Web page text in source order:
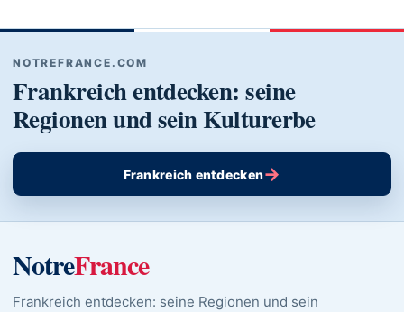
NOTREFRANCE.COM
Frankreich entdecken: seine
Regionen und sein Kulturerbe
Frankreich entdecken→
NotreFrance
Frankreich entdecken: seine Regionen und sein